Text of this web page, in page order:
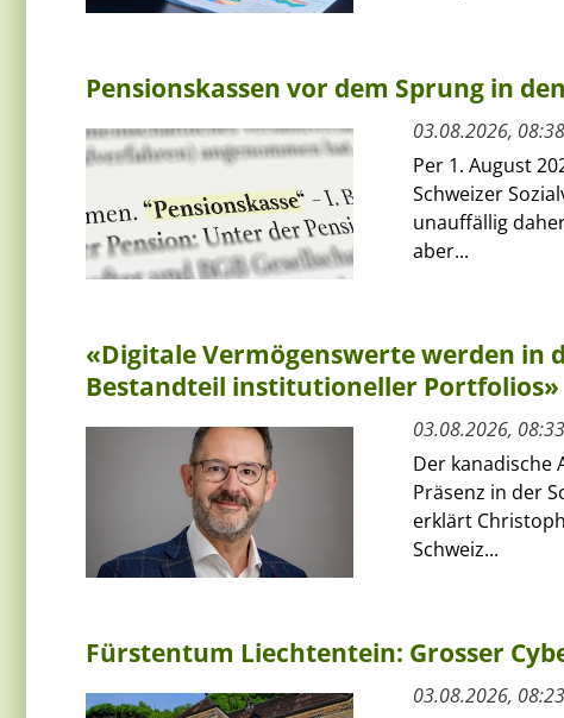
Pensionskassen vor dem Sprung in
03.08.2026,
Per 1. August
Schweizer
unauffällig
aber...
«Digitale Vermögenswerte werden in
Bestandteil institutioneller Portfolios»
03.08.2026,
Der kanadische
Präsenz in der
erklärt
Schweiz...
Fürstentum Liechtentein: Grosser
03.08.2026,